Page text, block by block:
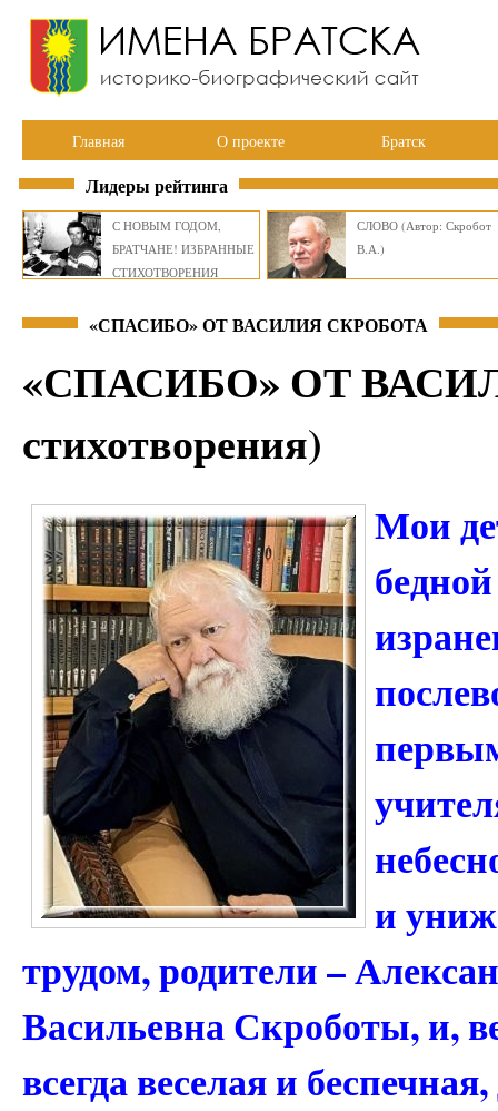
Главная О проекте Братск
Лидеры рейтинга
С НОВЫМ ГОДОМ,
БРАТЧАНЕ! ИЗБРАННЫЕ
СТИХОТВОРЕНИЯ
СЛОВО (Автор: Скробот
В.А.)
«СПАСИБО» ОТ ВАСИЛИЯ СКРОБОТА
«СПАСИБО» ОТ
стихотворения)
Мои
и
трудом, родители –
Васильевна Скроботы, и,
всегда веселая и